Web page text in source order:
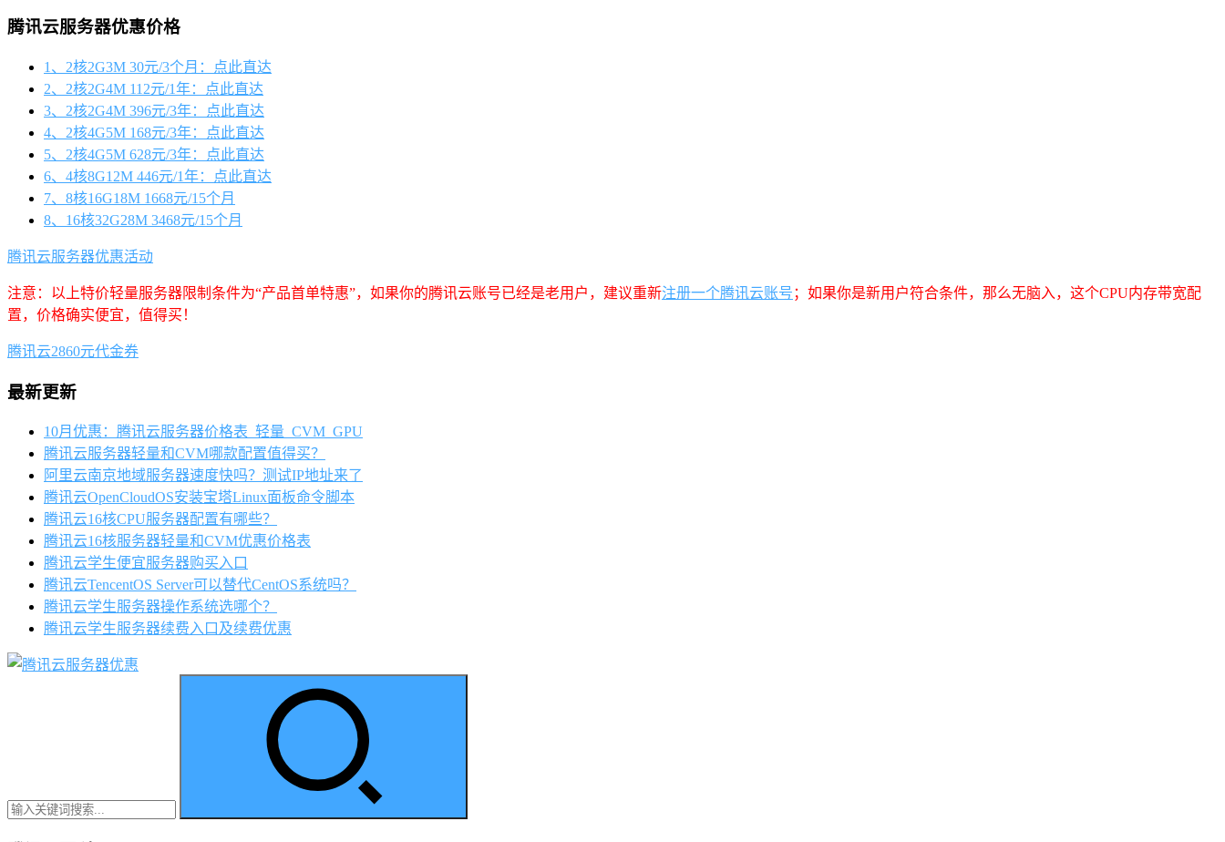
腾讯云服务器优惠价格
1、2核2G3M 30元/3个月：点此直达
2、2核2G4M 112元/1年：点此直达
3、2核2G4M 396元/3年：点此直达
4、2核4G5M 168元/3年：点此直达
5、2核4G5M 628元/3年：点此直达
6、4核8G12M 446元/1年：点此直达
7、8核16G18M 1668元/15个月
8、16核32G28M 3468元/15个月
腾讯云服务器优惠活动
注意：以上特价轻量服务器限制条件为“产品首单特惠”，如果你的腾讯云账号已经是老用户，建议重新注册一个腾讯云账号 ；如果你是新用户符合条件，那么无脑入，这个CPU内存带宽配
置，价格确实便宜，值得买！
腾讯云2860元代金券
最新更新
10月优惠：腾讯云服务器价格表_轻量_CVM_GPU
腾讯云服务器轻量和CVM哪款配置值得买？
阿里云南京地域服务器速度快吗？测试IP地址来了
腾讯云OpenCloudOS安装宝塔Linux面板命令脚本
腾讯云16核CPU服务器配置有哪些？
腾讯云16核服务器轻量和CVM优惠价格表
腾讯云学生便宜服务器购买入口
腾讯云TencentOS Server可以替代CentOS系统吗？
腾讯云学生服务器操作系统选哪个？
腾讯云学生服务器续费入口及续费优惠